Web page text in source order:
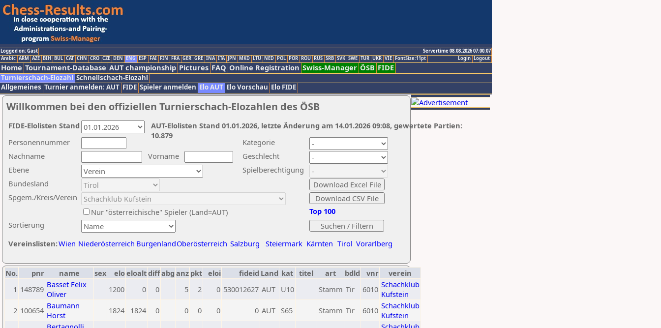
Logged on: Gast
Servertime 08.08.2026 07:00:07
Logout
Login
Arabic ARM AZE BIH BUL CAT CHN CRO CZE DEN ENG ESP FAI FIN FRA GER GRE INA ITA JPN MKD LTU NED POL POR ROU RUS SRB SVK SWE TUR UKR VIE FontSize:11pt
Home Tournament-Database AUT championship Pictures FAQ Online Registration Swiss-Manager ÖSB FIDE
Turnierschach-Elozahl Schnellschach-Elozahl
Allgemeines Turnier anmelden: AUT FIDE Spieler anmelden Elo AUT Elo Vorschau Elo FIDE
Willkommen bei den offiziellen Turnierschach-Elozahlen des ÖSB
Nachname
Vorname
Ebene
Kategorie
Sortierung
Personennummer
Bundesland
Spgem./Kreis/Verein
Geschlecht
Nur "österreichische" Spieler (Land=AUT)
Spielberechtigung
Vereinslisten:Wien Niederösterreich BurgenlandOberösterreich Salzburg Steiermark Kärnten Tirol Vorarlberg
Top 100
AUT-Elolisten Stand 01.01.2026, letzte Änderung am 14.01.2026 09:08, gewertete Partien:
10.879
FIDE-Elolisten Stand
No. pnr name sex eloeloaltdiffabg anz pkt eloi fideid Land kat titel art bdld vnr
verein
1 148789 Basset Felix
Oliver
1200 0 0 5 2 0 530012627 AUT U10 Stamm Tir 6010 Schachklub
Kufstein
2 100654 Baumann
Horst
1824 1824 0 0 0 0 0 AUT S65 Stamm Tir 6010 Schachklub
Kufstein